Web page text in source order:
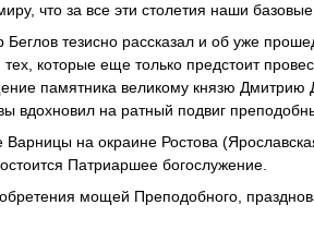
что за все эти столетия наши
Беглов тезисно рассказал и об уже
которые еще только предстоит
памятника великому князю Дмитрию
вдохновил на ратный подвиг
Варницы на окраине Ростова
Патриаршее богослужение.
мощей Преподобного,